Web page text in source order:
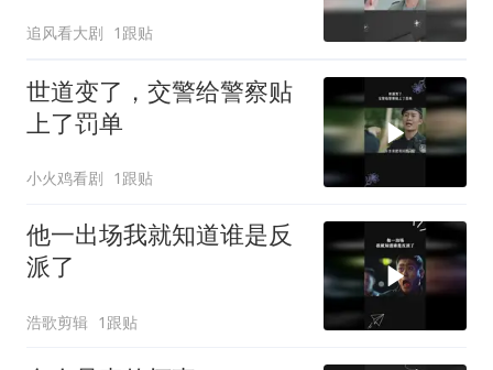
追风看大剧 1跟贴
世道变了，交警给警察贴
上了罚单
小火鸡看剧 1跟贴
他一出场我就知道谁是反
派了
浩歌剪辑 1跟贴